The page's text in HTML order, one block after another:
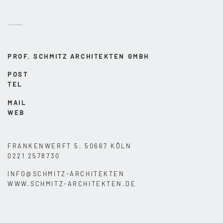
PROF. SCHMITZ ARCHITEKTEN GMBH
POST
TEL
MAIL
WEB
FRANKENWERFT 5, 50667 KÖLN
0221 2578730
INFO@SCHMITZ-ARCHITEKTEN
WWW.SCHMITZ-ARCHITEKTEN.DE